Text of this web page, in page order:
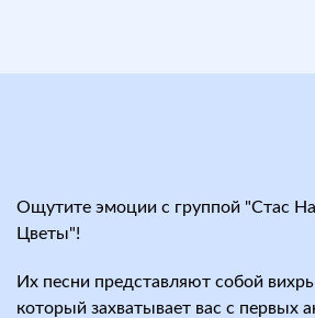
Ощутите эмоции с группой "Стас
Цветы"!
Их песни представляют собой вихрь
который захватывает вас с первых